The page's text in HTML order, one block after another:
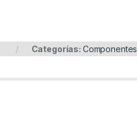
Categorías: Componentes